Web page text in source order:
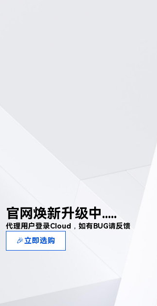
官网焕新升级中.....
代理用户登录Cloud，如有BUG请反馈
🎉立即选购